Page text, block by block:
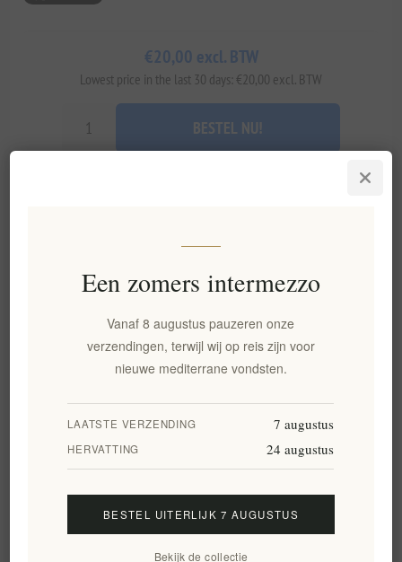
€20,00 excl. BTW
Lowest price in the last 30 days: €20,00 excl. BTW
BESTEL NU!
Beschikbaarheid:: Beschikbaar in 2 weeks
Leveringsdatum:2-8 dagen
Overview Specifications Reviews Contact Us
Olijfhouten saladeborden met antibacteriële werking
natuurlijk olijfhout, waarvan wetenschappelijk is bewezen dat
Een zomers intermezzo
Vanaf 8 augustus pauzeren onze
verzendingen, terwijl wij op reis zijn voor
nieuwe mediterrane vondsten.
LAATSTE VERZENDING 7 augustus
HERVATTING 24 augustus
BESTEL UITERLIJK 7 AUGUSTUS
Bekijk de collectie